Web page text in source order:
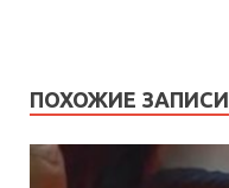
ПОХОЖИЕ ЗАПИСИ